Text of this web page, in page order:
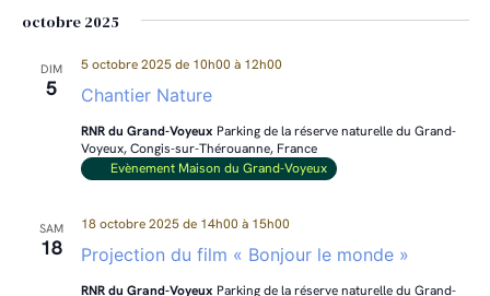
date.
octobre 2025
DIM
5 Chantier Nature
5 octobre 2025 de 10h00 à 12h00
RNR du Grand-Voyeux Parking de la réserve naturelle du Grand-
Voyeux, Congis-sur-Thérouanne, France
Evènement Maison du Grand-Voyeux
SAM
18 Projection du film « Bonjour le monde »
18 octobre 2025 de 14h00 à 15h00
RNR du Grand-Voyeux Parking de la réserve naturelle du Grand-